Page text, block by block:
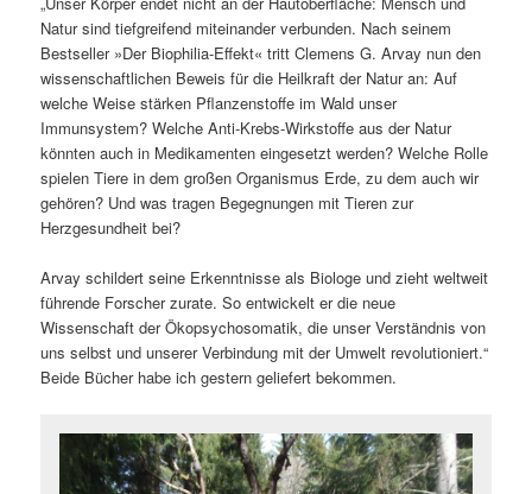
Natur sind tiefgreifend miteinander verbunden. Nach seinem
Bestseller »Der Biophilia-Effekt« tritt Clemens G. Arvay nun den
wissenschaftlichen Beweis für die Heilkraft der Natur an: Auf
welche Weise stärken Pflanzenstoffe im Wald unser
Immunsystem? Welche Anti-Krebs-Wirkstoffe aus der Natur
könnten auch in Medikamenten eingesetzt werden? Welche Rolle
spielen Tiere in dem großen Organismus Erde, zu dem auch wir
gehören? Und was tragen Begegnungen mit Tieren zur
Herzgesundheit bei?
Arvay schildert seine Erkenntnisse als Biologe und zieht weltweit
führende Forscher zurate. So entwickelt er die neue
Wissenschaft der Ökopsychosomatik, die unser Verständnis von
uns selbst und unserer Verbindung mit der Umwelt revolutioniert.“
Beide Bücher habe ich gestern geliefert bekommen.